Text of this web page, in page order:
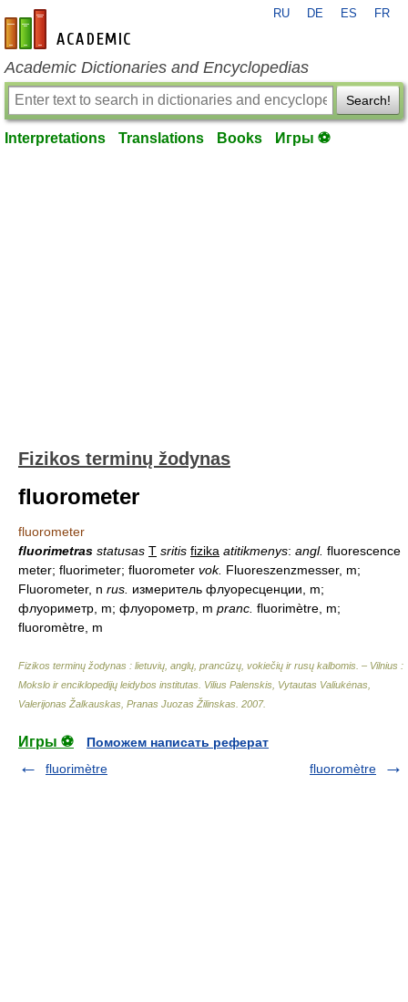
en-academic.com
RU DE ES FR
Academic Dictionaries and Encyclopedias
Search!
Interpretations Translations Books Игры ⚽
Fizikos terminų žodynas
fluorometer
fluorometer
fluorimetras statusas T sritis fizika atitikmenys: angl. fluorescence
meter; fluorimeter; fluorometer vok. Fluoreszenzmesser, m;
Fluorometer, n rus. измеритель флуоресценции, m;
флуориметр, m; флуорометр, m pranc. fluorimètre, m;
fluoromètre, m
Fizikos terminų žodynas : lietuvių, anglų, prancūzų, vokiečių ir rusų kalbomis. – Vilnius :
Mokslo ir enciklopedijų leidybos institutas Vilius Palenskis, Vytautas Valiukėnas,
Valerijonas Žalkauskas, Pranas Juozas Žilinskas 2007.
Игры ⚽
Поможем написать реферат
fluorimètre
fluoromètre